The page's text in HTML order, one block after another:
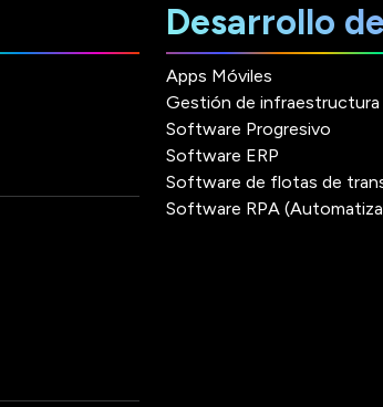
Desarrollo
Apps Móviles
Gestión de infraestructura
Software Progresivo
Software ERP
Software de flotas de
Software RPA